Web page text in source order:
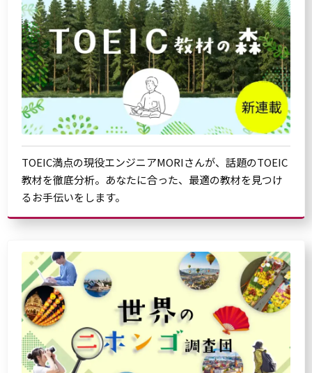
TOEIC満点の現役エンジニアMORIさんが、話題のTOEIC
教材を徹底分析。あなたに合った、最適の教材を見つけ
るお手伝いをします。